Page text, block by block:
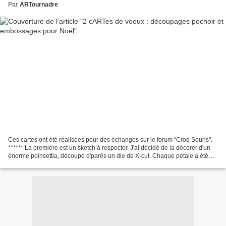
Par ARTournadre
Ces cartes ont été réalisées pour des échanges sur le forum "Croq Souris".
****** La première est un sketch à respecter. J'ai décidé de la décorer d'un
énorme poinsettia, découpé d'parès un die de X-cut. Chaque pétale a été